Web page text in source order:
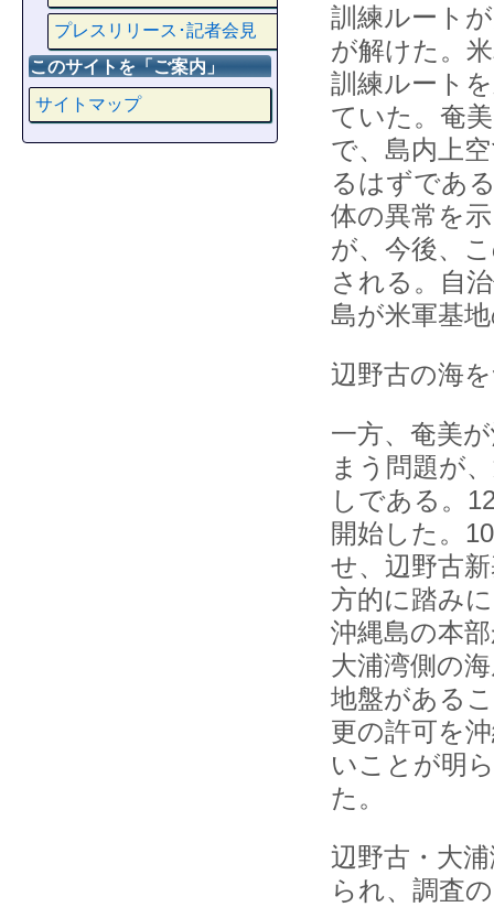
訓練ルート
が解けた。
訓練ルート
ていた。奄
で、島内上
るはずであ
体の異常を
が、今後、
される。自
島が米軍基
辺野古の海
一方、奄美
まう問題が
しである。
開始した。
せ、辺野古
方的に踏み
沖縄島の本
大浦湾側の
地盤がある
更の許可を
いことが明
た。
辺野古・大
られ、調査
プレスリリース･記者会見
このサイトを「ご案内」
サイトマップ